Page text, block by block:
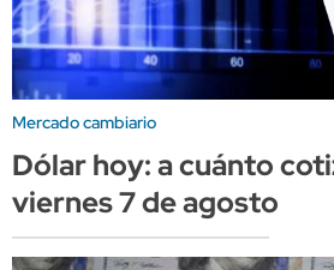
Mercado cambiario
Dólar hoy: a cuánto
viernes 7 de agosto